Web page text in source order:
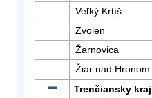
Veľký Krtíš
Zvolen
Žarnovica
Žiar nad Hronom
Trenčiansky kraj